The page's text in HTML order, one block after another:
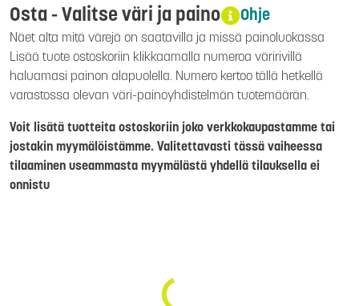
Osta - Valitse väri ja paino Ohje
Näet alta mitä värejä on saatavilla ja missä painoluokassa
Lisää tuote ostoskoriin klikkaamalla numeroa väririvillä
haluamasi painon alapuolella. Numero kertoo tällä hetkellä
varastossa olevan väri-painoyhdistelmän tuotemäärän.
Voit lisätä tuotteita ostoskoriin joko verkkokaupastamme tai
jostakin myymälöistämme. Valitettavasti tässä vaiheessa
tilaaminen useammasta myymälästä yhdellä tilauksella ei
onnistu